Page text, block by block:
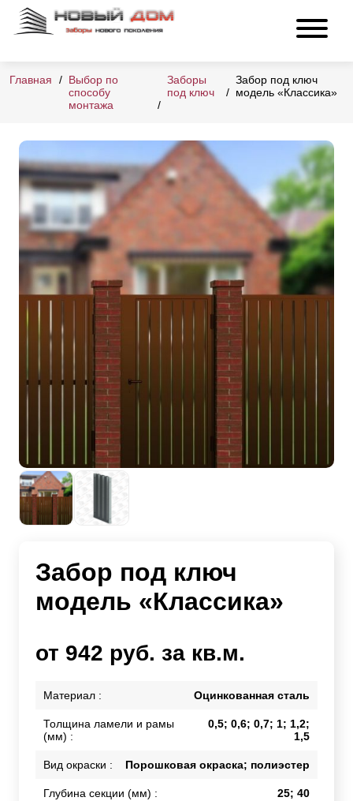
Главная
Выбор по
способу
монтажа
Заборы
под ключ
Забор под ключ
модель «Классика»
Забор под ключ
модель «Классика»
от 942 руб. за кв.м.
Материал : Оцинкованная сталь
Толщина ламели и рамы
(мм) :
0,5; 0,6; 0,7; 1; 1,2;
1,5
Вид окраски : Порошковая окраска; полиэстер
Глубина секции (мм) : 25; 40